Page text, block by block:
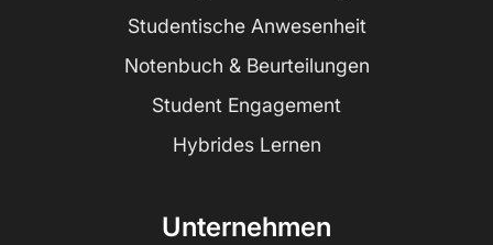
Studentische Anwesenheit
Notenbuch & Beurteilungen
Student Engagement
Hybrides Lernen
Unternehmen